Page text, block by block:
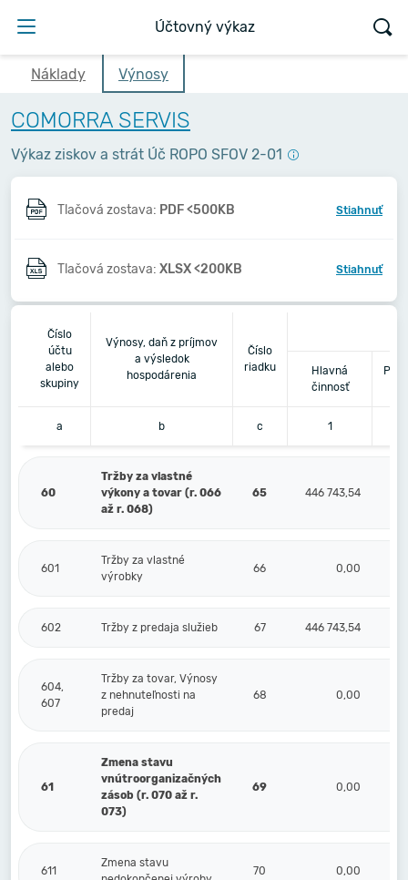
Účtovný výkaz
Náklady Výnosy
COMORRA SERVIS
Výkaz ziskov a strát Úč ROPO SFOV 2-01
Tlačová zostava: PDF <500KB Stiahnuť
Tlačová zostava: XLSX <200KB Stiahnuť
Číslo
účtu
alebo
skupiny
Výnosy, daň z príjmov
a výsledok
hospodárenia
Číslo
riadku
Hlavná
činnosť
a b c 1
60
Tržby za vlastné
výkony a tovar (r. 066
až r. 068)
65 446 743,54
601
Tržby za vlastné
výrobky
66 0,00
602 Tržby z predaja služieb 67 446 743,54
604,
607
Tržby za tovar, Výnosy
z nehnuteľnosti na
predaj
68 0,00
61
Zmena stavu
vnútroorganizačných
zásob (r. 070 až r.
073)
69 0,00
611
Zmena stavu
70 0,00